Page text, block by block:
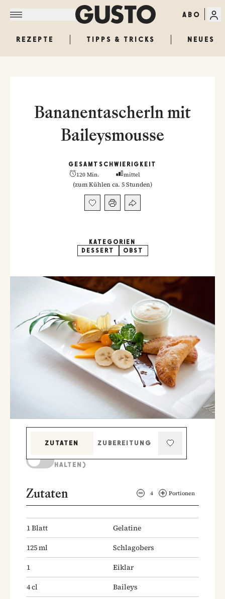
ABO
REZEPTE TIPPS & TRICKS NEUES
Bananentascherln mit
Baileysmousse
GESAMT
120 Min.
SCHWIERIGKEIT
mittel
(zum Kühlen ca. 5 Stunden)
KATEGORIEN
DESSERT
OBST
ZUTATEN
ZUBEREITUNG
HALTEN)
Zutaten 4 Portionen
1Blatt
Gelatine
125ml
Schlagobers
1
Eiklar
4cl
Baileys